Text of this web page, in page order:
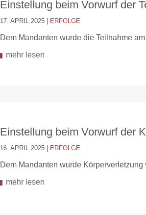
Einstellung beim Vorwurf der
17. APRIL 2025 ERFOLGE
Dem Mandanten wurde die Teilnahme
mehr lesen
Einstellung beim Vorwurf der
16. APRIL 2025 ERFOLGE
Dem Mandanten wurde Körperverletzung
mehr lesen